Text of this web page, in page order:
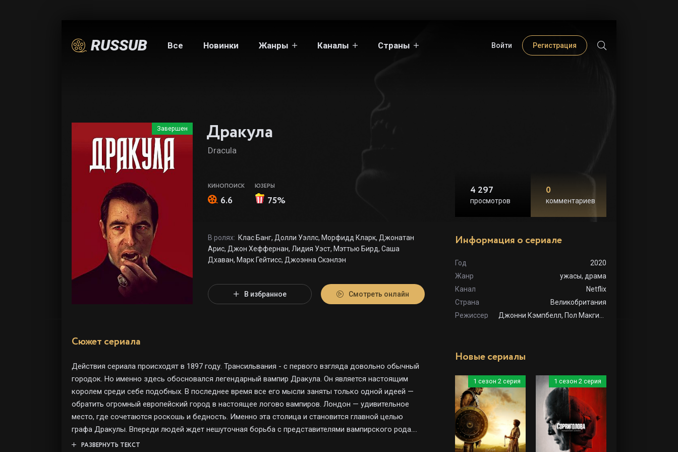
RUSSUB Все Новинки Жанры Каналы Страны Войти Регистрация
Дракула
Завершен
Dracula
КИНОПОИСК
6.6
ЮЗЕРЫ
75%
В ролях: Клас Банг, Долли Уэллс, Морфидд Кларк, Джонатан
Арис, Джон Хеффернан, Лидия Уэст, Мэттью Бирд, Саша
Дхаван, Марк Гейтисс, Джоэнна Скэнлэн
В избранное Смотреть онлайн
4 297
просмотров
0
комментариев
Информация о сериале
Год
2020
Жанр
ужасы, драма
Канал
Netflix
Страна
Великобритания
Режиссер
Сюжет сериала
Действия сериала происходят в 1897 году. Трансильвания - с первого взгляда довольно обычный
городок. Но именно здесь обосновался легендарный вампир Дракула. Он является настоящим
королем среди себе подобных. В последнее время все его мысли заняты только одной идеей —
обратить огромный европейский город в настоящее логово вампиров. Лондон — удивительное
место, где сочетаются роскошь и бедность. Именно эта столица и становится главной целью
графа Дракулы. Впереди людей ждет нешуточная борьба с представителями вампирского рода.
Смогут ли они справиться с могущественным врагом, или их судьба давно предрешена?..
РАЗВЕРНУТЬ ТЕКСТ
Новые сериалы
1 сезон 2 серия 1 сезон 2 серия